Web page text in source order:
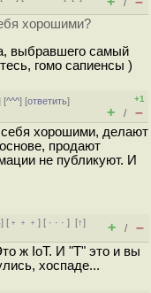
/
хорошими?
выбравшего самый
гомо сапиенсы )
[^^^] [ответить]
+1
+ / –
хорошими, делают
продают
не публикуют. И
] [ ﹢﹢﹢] [ · · ·][↑]
+ / –
ж IoT. И "T" это и вы
хоспаде...